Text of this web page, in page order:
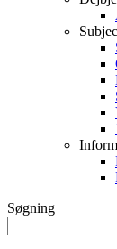
Søgning
efter: